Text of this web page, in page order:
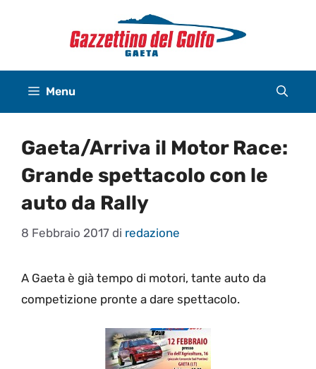
Menu
Gaeta/Arriva il Motor Race:
Grande spettacolo con le
auto da Rally
8 Febbraio 2017 di redazione
A Gaeta è già tempo di motori, tante auto da
competizione pronte a dare spettacolo.